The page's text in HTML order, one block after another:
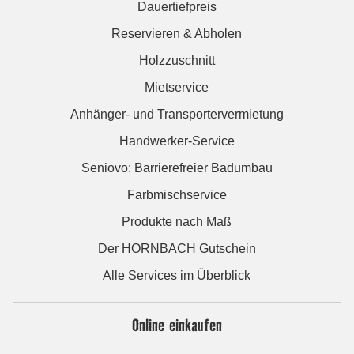
Dauertiefpreis
Reservieren & Abholen
Holzzuschnitt
Mietservice
Anhänger- und Transportervermietung
Handwerker-Service
Seniovo: Barrierefreier Badumbau
Farbmischservice
Produkte nach Maß
Der HORNBACH Gutschein
Alle Services im Überblick
Online einkaufen